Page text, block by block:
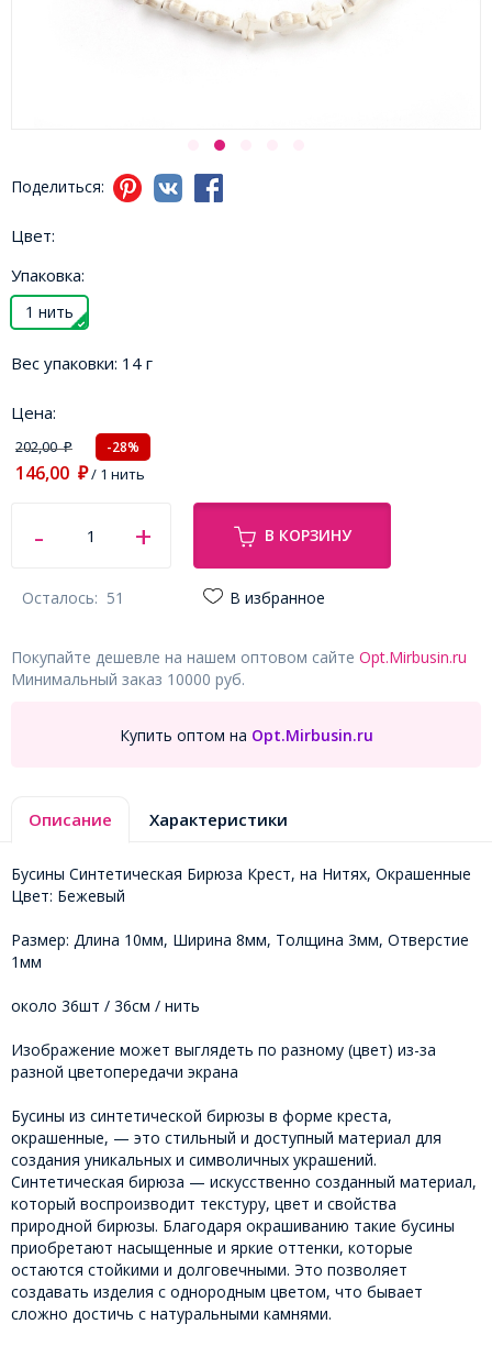
Поделиться:
Цвет:
Упаковка:
1 нить
Вес упаковки: 14 г
Цена:
202,00₽ -28%
146,00 ₽/ 1 нить
В КОРЗИНУ
Осталось: 51 В избранное
Покупайте дешевле на нашем оптовом сайте Opt.Mirbusin.ru
Минимальный заказ 10000 руб.
Купить оптом на Opt.Mirbusin.ru
Описание Характеристики
Бусины Синтетическая Бирюза Крест, на Нитях, Окрашенные
Цвет: Бежевый
Размер: Длина 10мм, Ширина 8мм, Толщина 3мм, Отверстие
1мм
около 36шт / 36см / нить
Изображение может выглядеть по разному (цвет) из-за
разной цветопередачи экрана
Бусины из синтетической бирюзы в форме креста,
окрашенные, — это стильный и доступный материал для
создания уникальных и символичных украшений.
Синтетическая бирюза — искусственно созданный материал,
который воспроизводит текстуру, цвет и свойства
природной бирюзы. Благодаря окрашиванию такие бусины
приобретают насыщенные и яркие оттенки, которые
остаются стойкими и долговечными. Это позволяет
создавать изделия с однородным цветом, что бывает
сложно достичь с натуральными камнями.